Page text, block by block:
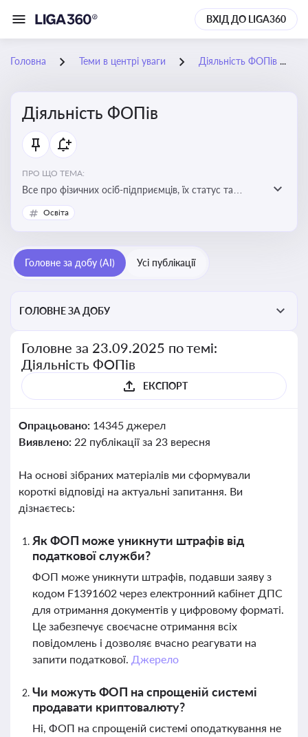
ВХІД ДО LIGA360
Головна Теми в центрі уваги Діяльність ФОПів
Діяльність ФОПів
ПРО ЩО ТЕМА:
Все про фізичних осіб-підприємців, їх статус та
діяльність. Зміни в законодавстві, що стосуються
роботи ФОПів
Освіта
Головне за добу (AI) Усі публікації
ГОЛОВНЕ ЗА ДОБУ
Головне за 23.09.2025 по темі:
Діяльність ФОПів
ЕКСПОРТ
Опрацьовано: 14345 джерел
Виявлено: 22 публікації за 23 вересня
На основі зібраних матеріалів ми сформували
короткі відповіді на актуальні запитання. Ви
дізнаєтесь:
Як ФОП може уникнути штрафів від
податкової служби?
ФОП може уникнути штрафів, подавши заяву з
кодом F1391602 через електронний кабінет ДПС
для отримання документів у цифровому форматі.
Це забезпечує своєчасне отримання всіх
повідомлень і дозволяє вчасно реагувати на
запити податкової. Джерело
Чи можуть ФОП на спрощеній системі
продавати криптовалюту?
Ні, ФОП на спрощеній системі оподаткування не